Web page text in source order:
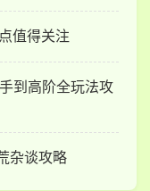
值得关注
到高阶全玩法攻
杂谈攻略